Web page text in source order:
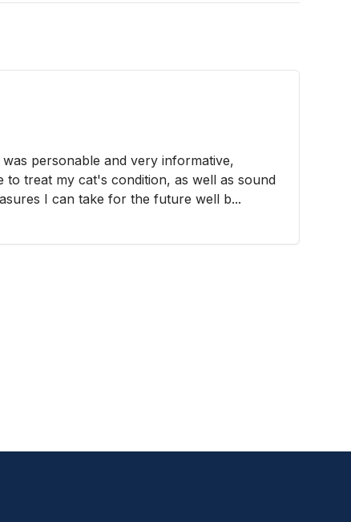
personable and very informative,
to treat my cat's condition, as well as sound
I can take for the future well b...